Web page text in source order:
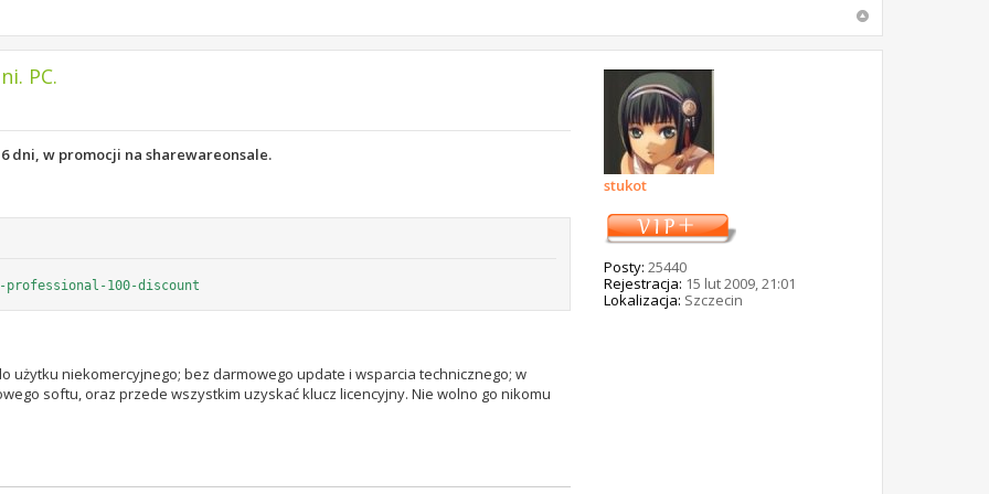
stukot
Posty: 25440
Rejestracja: 15 lut 2009, 21:01
Lokalizacja: Szczecin
PC.
dni, w promocji na sharewareonsale.
100-discount
użytku niekomercyjnego; bez darmowego update i wsparcia technicznego; w
softu, oraz przede wszystkim uzyskać klucz licencyjny. Nie wolno go nikomu